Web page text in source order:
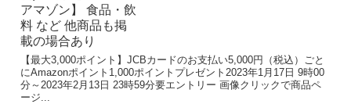
【最大3,000ポイント】JCBカードのお支払い5,000円（税込）ごと
にAmazonポイント1,000ポイントプレゼント2023年1月17日 9時00
分～2023年2月13日 23時59分要エントリー 画像クリックで商品ペ
ージ...